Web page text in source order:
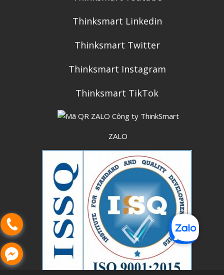
Thinksmart Linkedin
Thinksmart Twitter
Thinksmart Instagram
Thinksmart TikTok
ZALO